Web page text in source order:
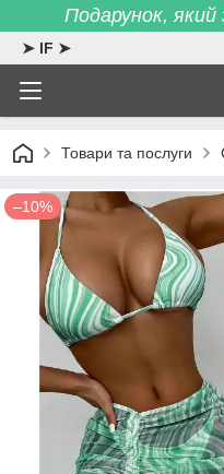
Подарунок,
➤ IF ➤
Товари та послуги
–10%